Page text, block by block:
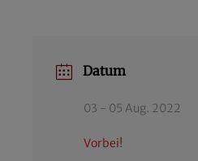
Datum
03 - 05 Aug. 2022
Vorbei!